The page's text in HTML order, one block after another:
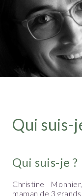
Qui suis-
Qui suis-je ?
Christine
maman de 3 grands